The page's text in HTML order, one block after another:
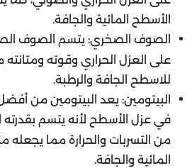
الأسطح المائية والجافة.
الصوف الصخري: يتسم الصوف
على العزل الحراري وقوته
للاسطح الجافة والرطبة.
البيتومين: يعد البيتومين من
في عزل الأسطح لأنه يتسم بقدرته
من التسربات والحرارة مما
المائية والجافة.